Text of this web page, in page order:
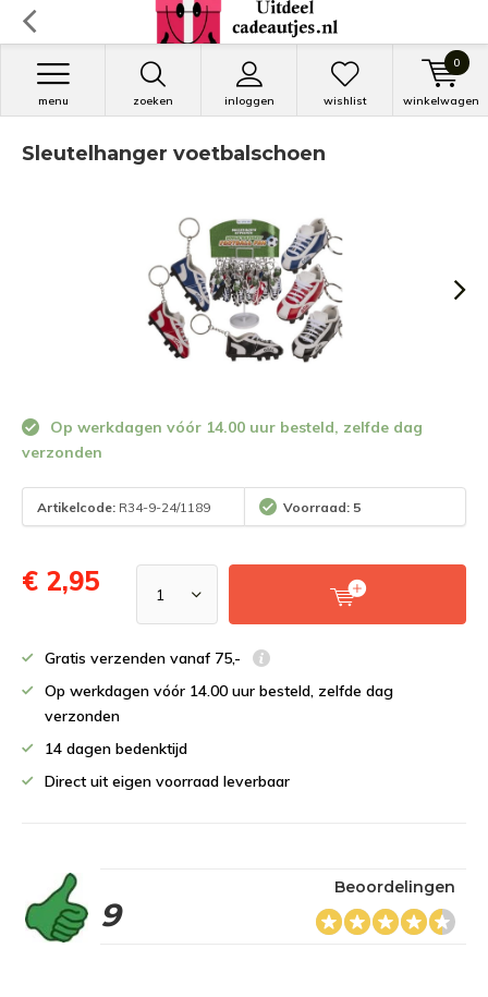
zoeken inloggen
menu wishlist winkelwagen
0
Sleutelhanger voetbalschoen
Op werkdagen vóór 14.00 uur besteld, zelfde dag
verzonden
Artikelcode: R34-9-24/1189 Voorraad: 5
€ 2,95
Gratis verzenden vanaf 75,-
Op werkdagen vóór 14.00 uur besteld, zelfde dag
verzonden
14 dagen bedenktijd
Direct uit eigen voorraad leverbaar
9
Beoordelingen